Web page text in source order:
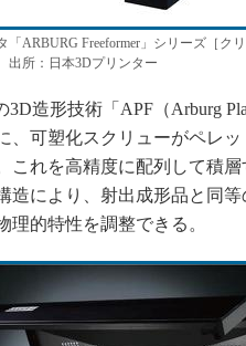
「ARBURG Freeformer」シリーズ［ク
出所：日本3Dプリンター
造形技術「APF（Arburg
、可塑化スクリューがペレ
これを高精度に配列して積
造により、射出成形品と同
的特性を調整できる。